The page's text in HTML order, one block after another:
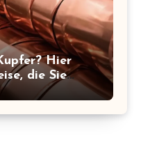
Hier
die Sie